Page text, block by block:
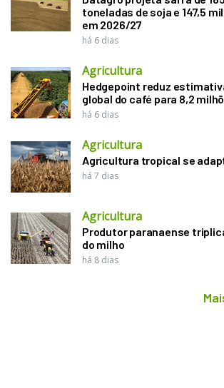
toneladas de soja e 147,5
em 2026/27
há 6 dias
Agricultura
Hedgepoint reduz
global do café para 8,2
há 6 dias
Agricultura
Agricultura tropical se
há 7 dias
Agricultura
Produtor paranaense
do milho
há 8 dias